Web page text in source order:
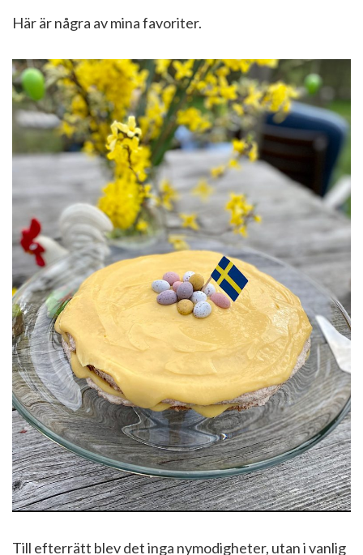
Här är några av mina favoriter.
Till efterrätt blev det inga nymodigheter, utan i vanlig